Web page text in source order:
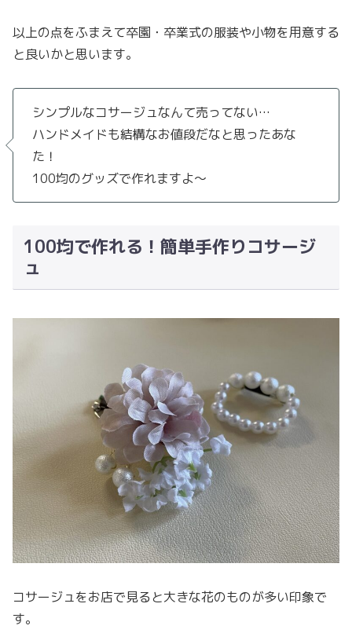
以上の点をふまえて卒園・卒業式の服装や小物を用意する
と良いかと思います。
シンプルなコサージュなんて売ってない…
ハンドメイドも結構なお値段だなと思ったあな
た！
100均のグッズで作れますよ〜
100均で作れる！簡単手作りコサージ
ュ
コサージュをお店で見ると大きな花のものが多い印象で
す。